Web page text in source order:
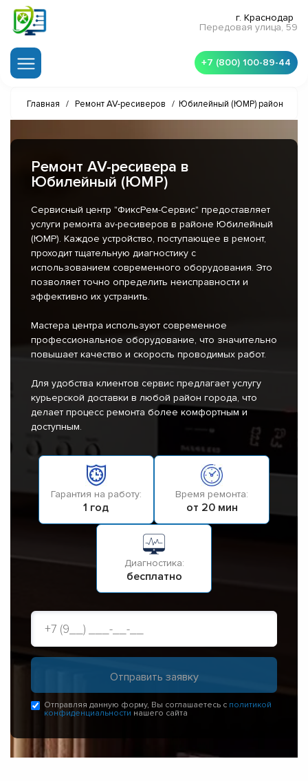
г. Краснодар
Передовая улица, 59
+7 (800) 100-89-44
Главная / Ремонт AV-ресиверов / Юбилейный (ЮМР) район
Ремонт AV-ресивера в
Юбилейный (ЮМР)
Сервисный центр "ФиксРем-Сервис" предоставляет
услуги ремонта av-ресиверов в районе Юбилейный
(ЮМР). Каждое устройство, поступающее в ремонт,
проходит тщательную диагностику с
использованием современного оборудования. Это
позволяет точно определить неисправности и
эффективно их устранить.
Мастера центра используют современное
профессиональное оборудование, что значительно
повышает качество и скорость проводимых работ.
Для удобства клиентов сервис предлагает услугу
курьерской доставки в любой район города, что
делает процесс ремонта более комфортным и
доступным.
Гарантия на работу:
1 год
Время ремонта:
от 20 мин
Диагностика:
бесплатно
Отправляя данную форму, Вы соглашаетесь с политикой
конфиденциальности нашего сайта